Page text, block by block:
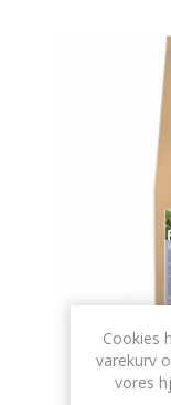
Cookies
varekurv
vores